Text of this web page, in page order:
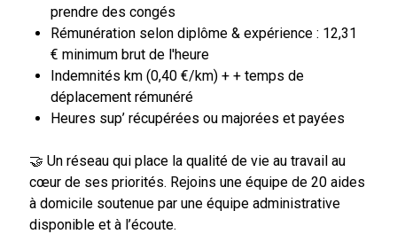
prendre des congés
Rémunération selon diplôme & expérience : 12,31
€ minimum brut de l'heure
Indemnités km (0,40 €/km) + + temps de
déplacement rémunéré
Heures sup’ récupérées ou majorées et payées
🤝 Un réseau qui place la qualité de vie au travail au
cœur de ses priorités. Rejoins une équipe de 20 aides
à domicile soutenue par une équipe administrative
disponible et à l’écoute.